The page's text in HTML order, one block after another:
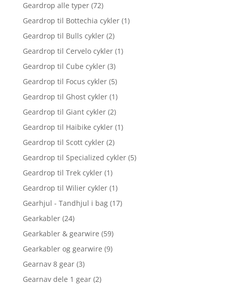
Geardrop alle typer (72)
Geardrop til Bottechia cykler (1)
Geardrop til Bulls cykler (2)
Geardrop til Cervelo cykler (1)
Geardrop til Cube cykler (3)
Geardrop til Focus cykler (5)
Geardrop til Ghost cykler (1)
Geardrop til Giant cykler (2)
Geardrop til Haibike cykler (1)
Geardrop til Scott cykler (2)
Geardrop til Specialized cykler (5)
Geardrop til Trek cykler (1)
Geardrop til Wilier cykler (1)
Gearhjul - Tandhjul i bag (17)
Gearkabler (24)
Gearkabler & gearwire (59)
Gearkabler og gearwire (9)
Gearnav 8 gear (3)
Gearnav dele 1 gear (2)